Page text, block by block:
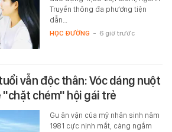
Truyền thông đa phương tiện
dẫn…
HỌC ĐƯỜNG - 6 giờ trước
vẫn độc thân: Vóc dáng nuột
"chặt chém" hội gái trẻ
Gu ăn vận của mỹ nhân sinh năm
1981 cực nịnh mắt, càng ngắm